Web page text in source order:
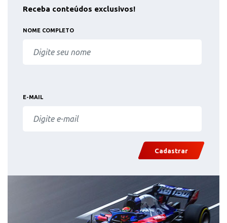
Receba conteúdos exclusivos!
NOME COMPLETO
E-MAIL
Cadastrar